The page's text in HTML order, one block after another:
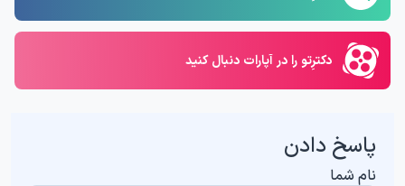
دکترِتو را در آپارات دنبال کنید
پاسخ دادن
نام شما